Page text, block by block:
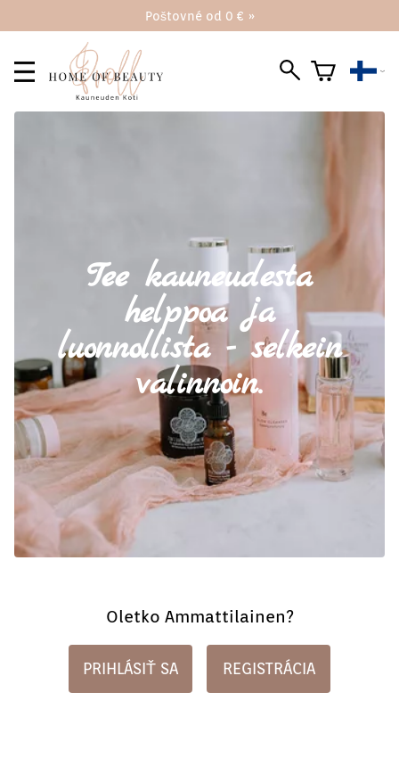
Poštovné od 0 € »
Tee kauneudesta
helppoa ja
luonnollista - selkein
valinnoin.
Oletko Ammattilainen?
PRIHLÁSIŤ SA REGISTRÁCIA